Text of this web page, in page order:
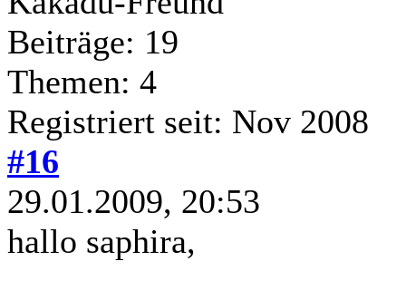
Beiträge: 19
Themen: 4
Registriert seit: Nov 2008
#16
29.01.2009, 20:53
hallo saphira,